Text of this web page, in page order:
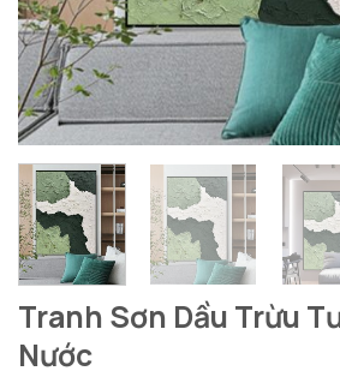
Tranh Sơn Dầu Trừu
Nước